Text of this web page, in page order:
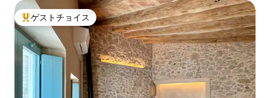
大好評のゲストチョイスです。
ゲストチョイス